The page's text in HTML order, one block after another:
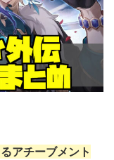
アチーブメント